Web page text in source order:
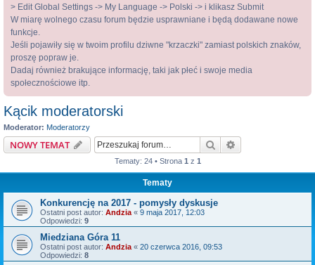
> Edit Global Settings -> My Language -> Polski -> i klikasz Submit
W miarę wolnego czasu forum będzie usprawniane i będą dodawane nowe
funkcje.
Jeśli pojawiły się w twoim profilu dziwne "krzaczki" zamiast polskich znaków,
proszę popraw je.
Dadaj również brakujące informację, taki jak płeć i swoje media
społecznościowe itp.
Kącik moderatorski
Moderator: Moderatorzy
NOWY TEMAT Szukaj
Tematy: 24 • Strona 1 z 1
Tematy
Konkurencję na 2017 - pomysły dyskusje
Ostatni post autor: Andzia « 9 maja 2017, 12:03
Odpowiedzi: 9
Miedziana Góra 11
Ostatni post autor: Andzia « 20 czerwca 2016, 09:53
Odpowiedzi: 8